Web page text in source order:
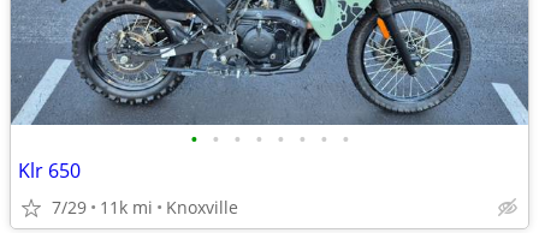
• • • • • • • •
Klr 650
7/29 11k mi Knoxville